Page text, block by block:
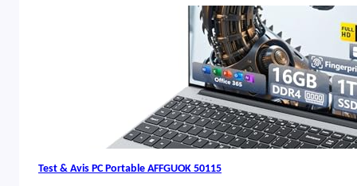
Test & Avis PC Portable AFFGUOK 50115